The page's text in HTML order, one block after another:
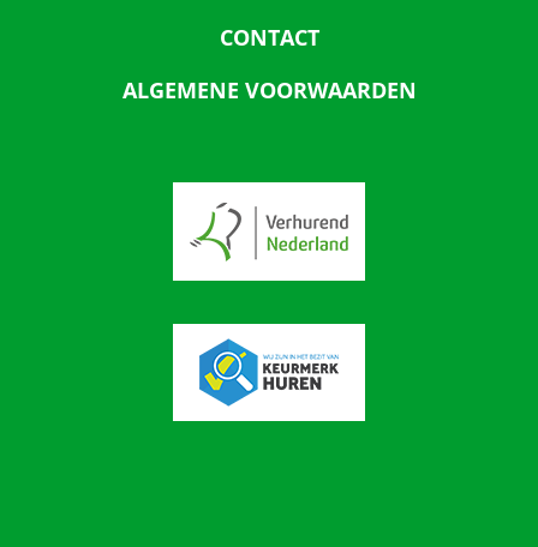
CONTACT
ALGEMENE VOORWAARDEN